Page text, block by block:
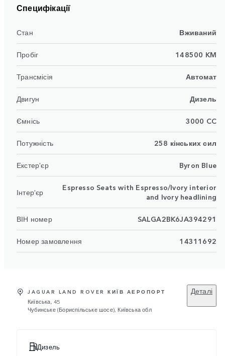
Специфікації
Стан Вживаний
Пробіг 148500 KM
Трансмісія Автомат
Двигун Дизель
Ємнісь 3000 CC
Потужність 258 кінських сил
Екстер'єр Byron Blue
Інтер'єр
Espresso Seats with Espresso/Ivory interior
and Ivory headlining
ВІН номер SALGA2BK6JA394291
Номер замовлення 14311692
JAGUAR LAND ROVER КИЇВ АЕРОПОРТ
Київська, 45
Чубинське (Бориспільське шосе), Київська обл
Деталі
Дизель